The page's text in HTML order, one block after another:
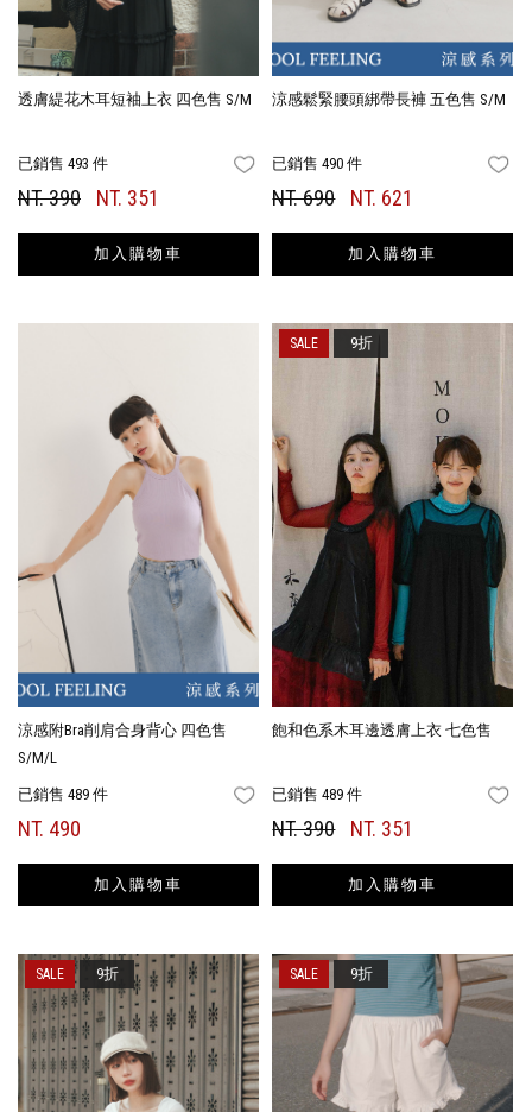
透膚緹花木耳短袖上衣 四色售 S/M
已銷售 493 件 FAVORITES
NT. 390 NT. 351
加入購物車
涼感鬆緊腰頭綁帶長褲 五色售 S/M
已銷售 490 件
NT. 690 NT. 621
加入購物車
涼感附Bra削肩合身背心 四色售
S/M/L
已銷售 489 件 FAVORITES
NT. 490
加入購物車
飽和色系木耳邊透膚上衣 七色售
已銷售 489 件
NT. 390 NT. 351
加入購物車
9折
9折 9折